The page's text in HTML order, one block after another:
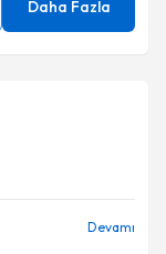
Daha Fazla
Devamı